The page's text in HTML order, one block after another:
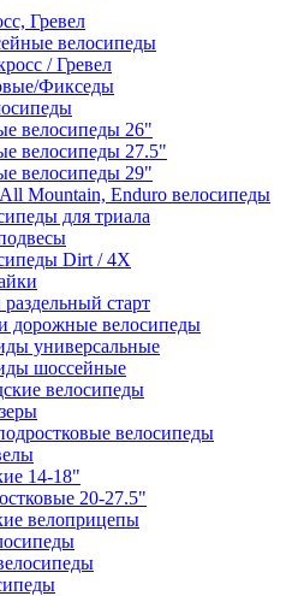
Гревел
велосипеды
/ Гревел
Фикседы
велосипеды 26"
велосипеды 27.5"
велосипеды 29"
Mountain, Enduro велосипеды
для триала
Dirt / 4X
старт
дорожные велосипеды
универсальные
шоссейные
велосипеды
велосипеды
14-18"
20-27.5"
велоприцепы